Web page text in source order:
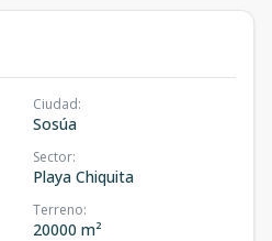
Ciudad:
Sosúa
Sector:
Playa Chiquita
Terreno:
20000 m²